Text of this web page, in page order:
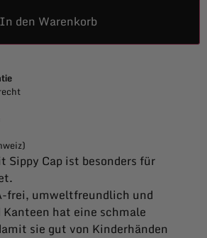
In den Warenkorb
Sippy Cap ist besonders für
frei, umweltfreundlich und
hat eine schmale
sie gut von Kinderhänden